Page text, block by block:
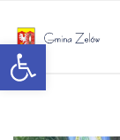
Otwórz